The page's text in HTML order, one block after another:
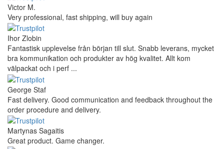
Victor M.
Very professional, fast shipping, will buy again
Ihor Zlobin
Fantastisk upplevelse från början till slut. Snabb leverans, mycket
bra kommunikation och produkter av hög kvalitet. Allt kom
välpackat och i perf ...
George Staf
Fast delivery. Good communication and feedback throughout the
order procedure and delivery.
Martynas Sagaitis
Great product. Game changer.